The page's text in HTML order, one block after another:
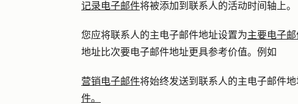
记录电子邮件将被添加到联系人的活动时间轴上。
您应将联系人的主电子邮件地址设置为主要电子
地址比次要电子邮件地址更具参考价值。例如
营销电子邮件将始终发送到联系人的主电子邮件地
件。